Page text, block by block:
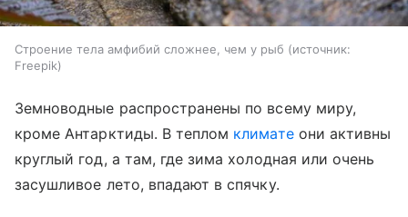
Строение тела амфибий сложнее, чем у рыб
источник:
Freepik
Земноводные распространены по всему миру,
кроме Антарктиды. В теплом климатеони активны
круглый год, а там, где зима холодная или очень
засушливое лето, впадают в спячку.